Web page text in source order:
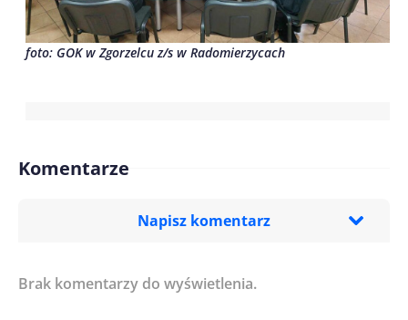
foto: GOK w Zgorzelcu z/s w Radomierzycach
Komentarze
Napisz komentarz
Imię/ Nick*
Brak komentarzy do wyświetlenia.